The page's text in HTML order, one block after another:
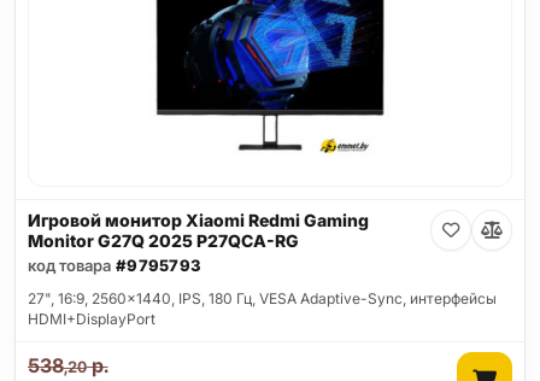
Игровой монитор Xiaomi Redmi Gaming
Monitor G27Q 2025 P27QCA-RG
код товара #9795793
27", 16:9, 2560x1440, IPS, 180 Гц, VESA Adaptive-Sync, интерфейсы
HDMI+DisplayPort
538,20р.